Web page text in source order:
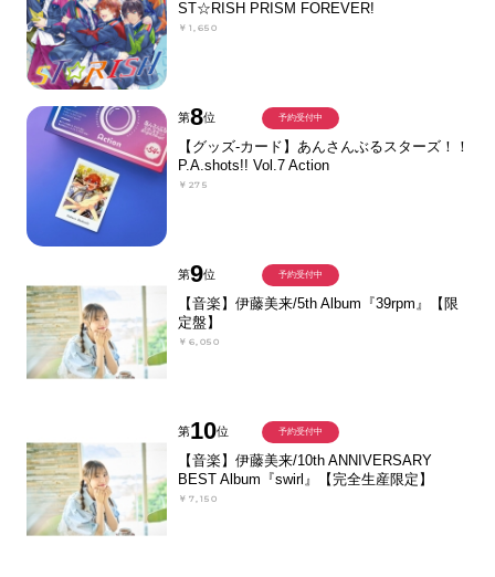
ST☆RISH PRISM FOREVER!
￥1,650
第8位
【グッズ-カード】あんさんぶるスターズ！！
P.A.shots!! Vol.7 Action
￥275
予約受付中
第9位
【音楽】伊藤美来/5th Album『39rpm』【限
定盤】
￥6,050
予約受付中
第10位
【音楽】伊藤美来/10th ANNIVERSARY
BEST Album『swirl』【完全生産限定】
￥7,150
予約受付中